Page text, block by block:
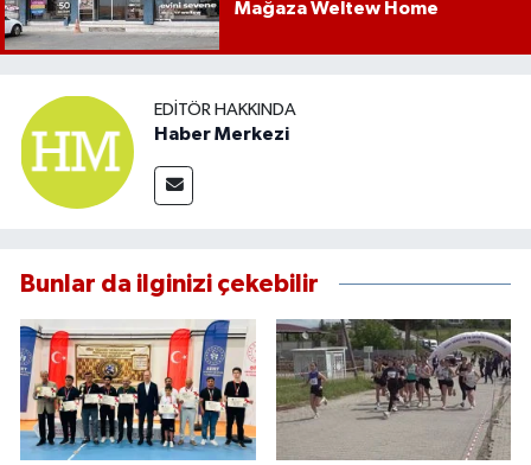
Mağaza Weltew Home
EDITÖR HAKKINDA
Haber Merkezi
Bunlar da ilginizi çekebilir